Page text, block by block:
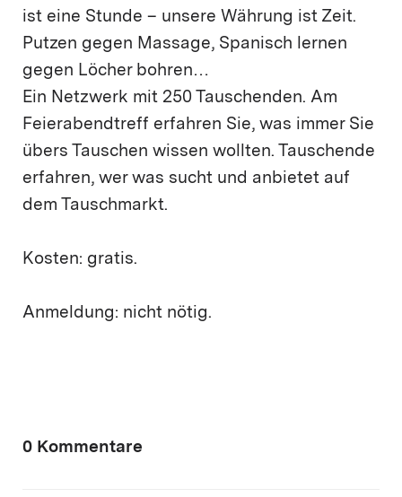
ist eine Stunde – unsere Währung ist Zeit.
Putzen gegen Massage, Spanisch lernen
gegen Löcher bohren…
Ein Netzwerk mit 250 Tauschenden. Am
Feierabendtreff erfahren Sie, was immer Sie
übers Tauschen wissen wollten. Tauschende
erfahren, wer was sucht und anbietet auf
dem Tauschmarkt.
Kosten: gratis.
Anmeldung: nicht nötig.
0 Kommentare